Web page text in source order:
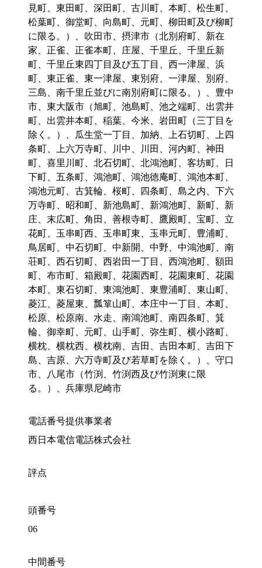
見町、東田町、深田町、古川町、本町、松生町、
松葉町、御堂町、向島町、元町、柳田町及び柳町
に限る。）、吹田市、摂津市（北別府町、新在
家、正雀、正雀本町、庄屋、千里丘、千里丘新
町、千里丘東四丁目及び五丁目、西一津屋、浜
町、東正雀、東一津屋、東別府、一津屋、別府、
三島、南千里丘並びに南別府町に限る。）、豊中
市、東大阪市（旭町、池島町、池之端町、出雲井
町、出雲井本町、稲葉、今米、岩田町（三丁目を
除く。）、瓜生堂一丁目、加納、上石切町、上四
条町、上六万寺町、川中、川田、河内町、神田
町、喜里川町、北石切町、北鴻池町、客坊町、日
下町、五条町、鴻池町、鴻池徳庵町、鴻池本町、
鴻池元町、古箕輪、桜町、四条町、島之内、下六
万寺町、昭和町、新池島町、新鴻池町、新町、新
庄、末広町、角田、善根寺町、鷹殿町、宝町、立
花町、玉串町西、玉串町東、玉串元町、豊浦町、
鳥居町、中石切町、中新開、中野、中鴻池町、南
荘町、西石切町、西岩田一丁目、西鴻池町、額田
町、布市町、箱殿町、花園西町、花園東町、花園
本町、東石切町、東鴻池町、東豊浦町、東山町、
菱江、菱屋東、瓢箪山町、本庄中一丁目、本町、
松原、松原南、水走、南鴻池町、南四条町、箕
輪、御幸町、元町、山手町、弥生町、横小路町、
横枕、横枕西、横枕南、吉田、吉田本町、吉田下
島、吉原、六万寺町及び若草町を除く。）、守口
市、八尾市（竹渕、竹渕西及び竹渕東に限
る。）、兵庫県尼崎市
電話番号提供事業者
西日本電信電話株式会社
評点
頭番号
06
中間番号